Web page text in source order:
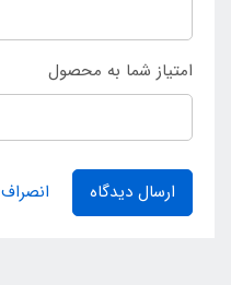
امتیاز شما به محصول
ارسال دیدگاه انصراف